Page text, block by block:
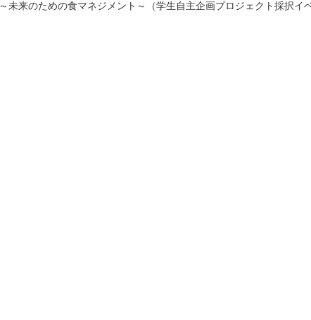
～未来のための食マネジメント～（学生自主企画プロジェクト採択イ